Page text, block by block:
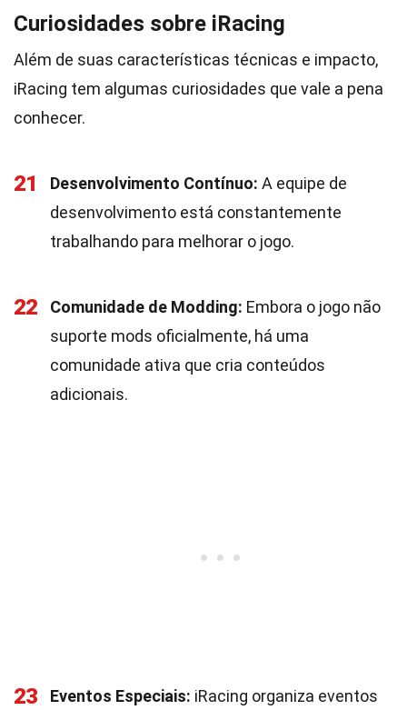
Curiosidades sobre iRacing
Além de suas características técnicas e impacto,
iRacing tem algumas curiosidades que vale a pena
conhecer.
21 Desenvolvimento Contínuo: A equipe de
desenvolvimento está constantemente
trabalhando para melhorar o jogo.
22 Comunidade de Modding: Embora o jogo não
suporte mods oficialmente, há uma
comunidade ativa que cria conteúdos
adicionais.
23 Eventos Especiais: iRacing organiza eventos